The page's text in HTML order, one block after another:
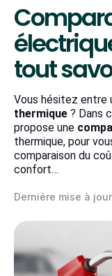
tout
Vous hésitez entre
thermique ? Dans
propose une
thermique, pour
comparaison du
confort…
Dernière mise à